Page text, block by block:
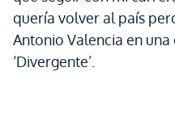
quería volver al país
Antonio Valencia en
‘Divergente’.